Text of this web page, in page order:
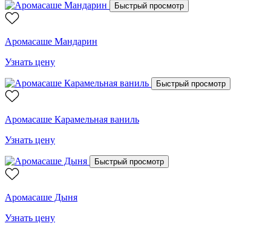
Быстрый просмотр
Аромасаше Мандарин
Узнать цену
Быстрый просмотр
Аромасаше Карамельная ваниль
Узнать цену
Быстрый просмотр
Аромасаше Дыня
Узнать цену